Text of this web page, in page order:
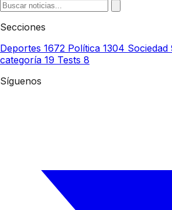
Secciones
Deportes 1672 Política 1304 Sociedad
categoría 19 Tests 8
Síguenos